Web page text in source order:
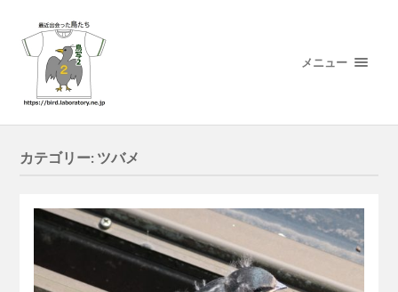
メニュー
カテゴリー: ツバメ